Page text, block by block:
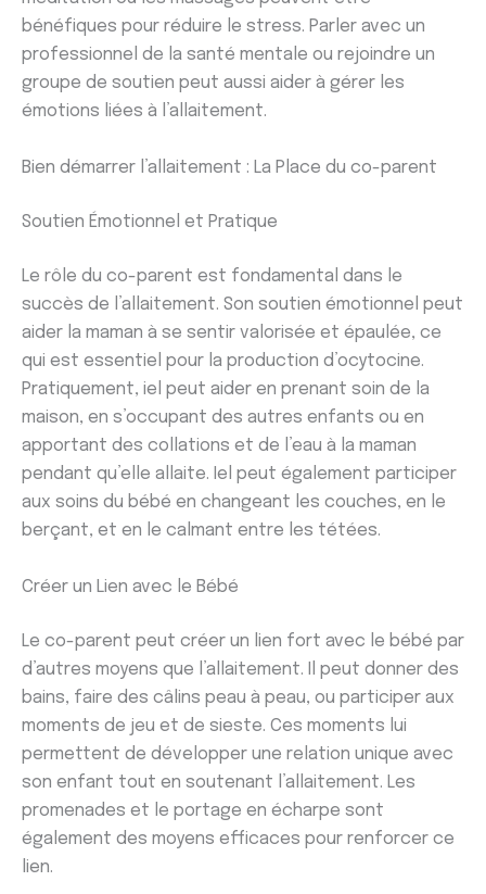
bénéfiques pour réduire le stress. Parler avec un
professionnel de la santé mentale ou rejoindre un
groupe de soutien peut aussi aider à gérer les
émotions liées à l’allaitement.
Bien démarrer l’allaitement : La Place du co-parent
Soutien Émotionnel et Pratique
Le rôle du co-parent est fondamental dans le
succès de l’allaitement. Son soutien émotionnel peut
aider la maman à se sentir valorisée et épaulée, ce
qui est essentiel pour la production d’ocytocine.
Pratiquement, iel peut aider en prenant soin de la
maison, en s’occupant des autres enfants ou en
apportant des collations et de l’eau à la maman
pendant qu’elle allaite. Iel peut également participer
aux soins du bébé en changeant les couches, en le
berçant, et en le calmant entre les tétées.
Créer un Lien avec le Bébé
Le co-parent peut créer un lien fort avec le bébé par
d’autres moyens que l’allaitement. Il peut donner des
bains, faire des câlins peau à peau, ou participer aux
moments de jeu et de sieste. Ces moments lui
permettent de développer une relation unique avec
son enfant tout en soutenant l’allaitement. Les
promenades et le portage en écharpe sont
également des moyens efficaces pour renforcer ce
lien.